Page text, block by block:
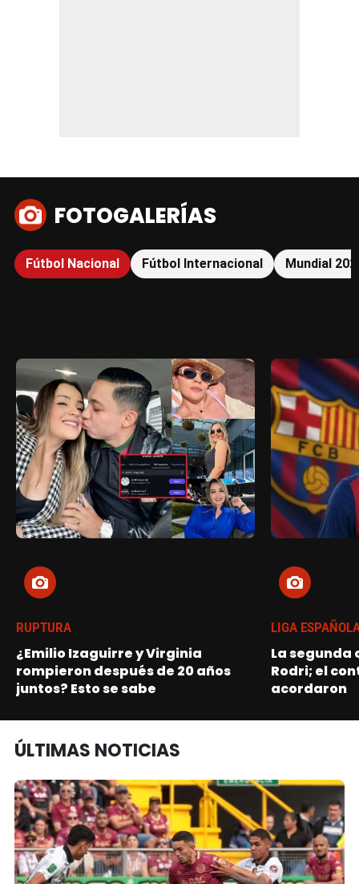
FOTOGALERÍAS
Fútbol Nacional Fútbol Internacional Mundial
RUPTURA
¿Emilio Izaguirre y Virginia
rompieron después de 20 años
juntos? Esto se sabe
LIGA
La
Rodri; el
acordaron
ÚLTIMAS NOTICIAS